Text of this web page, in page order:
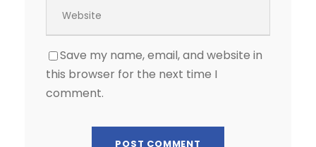
Save my name, email, and website in
this browser for the next time I
comment.